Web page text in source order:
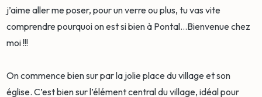
j’aime aller me poser, pour un verre ou plus, tu vas vite
comprendre pourquoi on est si bien à Pontal…Bienvenue chez
moi !!!
On commence bien sur par la jolie place du village et son
église. C’est bien sur l’élément central du village, idéal pour